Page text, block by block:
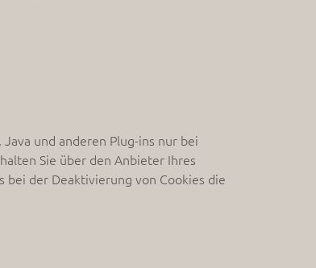
und anderen Plug-ins nur bei
Sie über den Anbieter Ihres
bei der Deaktivierung von Cookies die